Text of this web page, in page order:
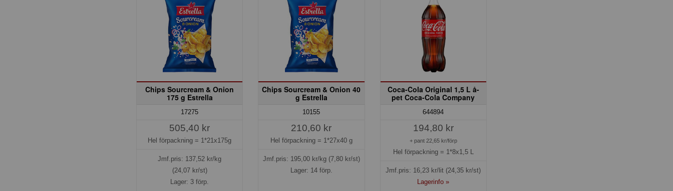
Chips Sourcream & Onion
175 g Estrella
17275
505,40 kr
Hel förpackning = 1*21x175g
Jmf.pris: 137,52 kr/kg
(24,07 kr/st)
Lager: 3 förp.
Chips Sourcream & Onion 40
g Estrella
10155
210,60 kr
Hel förpackning = 1*27x40 g
Jmf.pris: 195,00kr/kg (7,80 kr/st)
Lager: 14 förp.
Coca-Cola Original 1,5 L å-
pet Coca-Cola Company
644894
194,80 kr
+ pant 22,65 kr/förp
Hel förpackning = 1*8x1,5 L
Jmf.pris: 16,23 kr/lit (24,35 kr/st)
Lagerinfo »